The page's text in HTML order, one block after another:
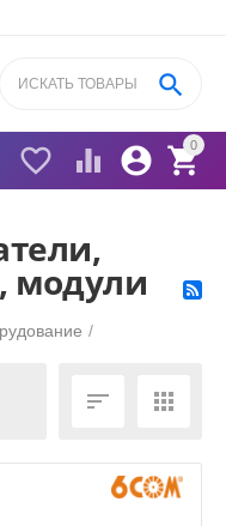
0


 

модули
/
 